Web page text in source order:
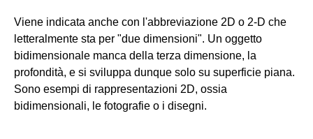
Viene indicata anche con l'abbreviazione 2D o 2-D che
letteralmente sta per "due dimensioni". Un oggetto
bidimensionale manca della terza dimensione, la
profondità, e si sviluppa dunque solo su superficie piana.
Sono esempi di rappresentazioni 2D, ossia
bidimensionali, le fotografie o i disegni.